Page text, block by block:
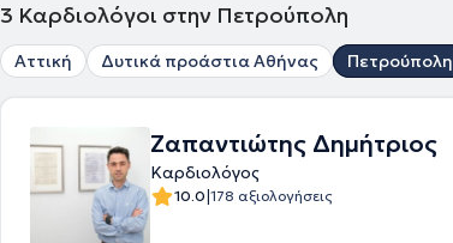
3 Καρδιολόγοι στην Πετρούπολη
Αττική Δυτικά προάστια Αθήνας Πετρούπολη
Ζαπαντιώτης Δημήτριος
Καρδιολόγος
10.0|178 αξιολογήσεις